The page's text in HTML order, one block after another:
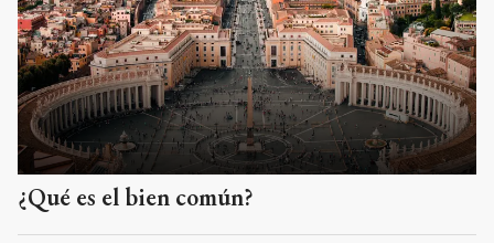
¿Qué es el bien común?